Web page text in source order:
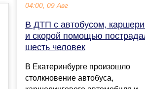
04:00, 09 Авг
В ДТП с автобусом,
и скорой помощью
шесть человек
В Екатеринбурге произошло
столкновение автобуса,